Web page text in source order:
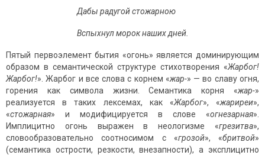
Дабы радугой стожарною
Вспыхнул морок наших дней.
Пятый первоэлемент бытия «огонь» является доминирующим
образом в семантической структуре стихотворения «Жарбог!
Жарбог!». Жарбог и все слова с корнем «жар-» — во славу огня,
горения как символа жизни. Семантика корня «жар-»
реализуется в таких лексемах, как «Жарбог», «жариреи»,
«стожарная» и модифицируется в слове «огнезарная».
Имплицитно огонь выражен в неологизме «грезитва»,
словообразовательно соотносимом с «грозой», «бритвой»
(семантика острости, резкости, внезапности), а эксплицитно